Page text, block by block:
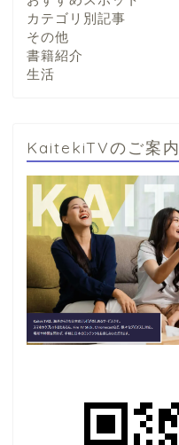
カテゴリ別記事
その他
書籍紹介
生活
KaitekiTVのご案内